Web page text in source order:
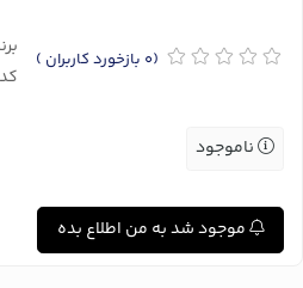
(0 بازخورد کاربران )
ناموجود
موجود شد به من اطلاع بده